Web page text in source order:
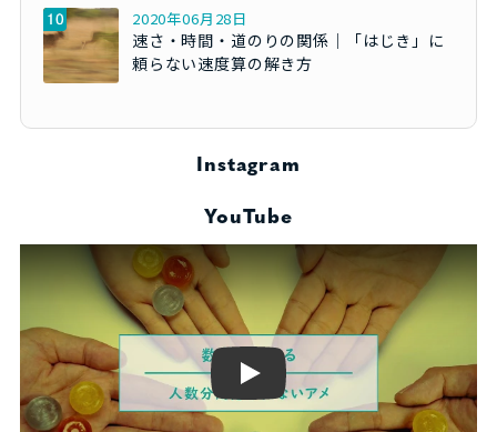
2020年06月28日
速さ・時間・道のりの関係｜「はじき」に
頼らない速度算の解き方
Instagram
YouTube
Play